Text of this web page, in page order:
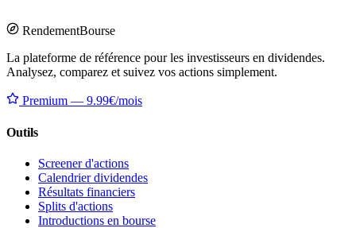
RendementBourse
La plateforme de référence pour les investisseurs en dividendes.
Analysez, comparez et suivez vos actions simplement.
Premium — 9.99€/mois
Outils
Screener d'actions
Calendrier dividendes
Résultats financiers
Splits d'actions
Introductions en bourse